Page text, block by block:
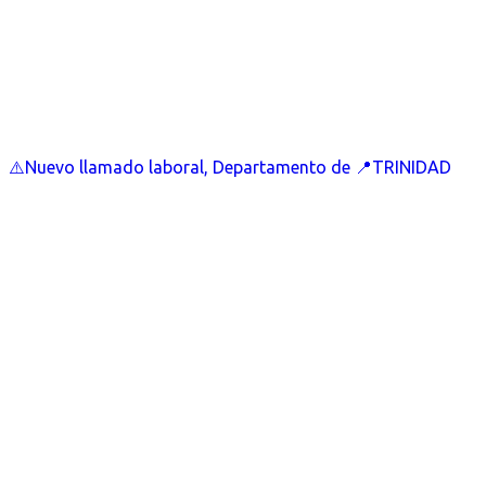
⚠️Nuevo llamado laboral, Departamento de 📍TRINIDAD